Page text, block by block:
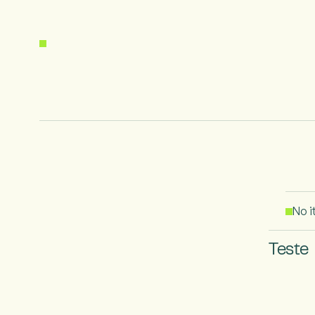
No
Teste